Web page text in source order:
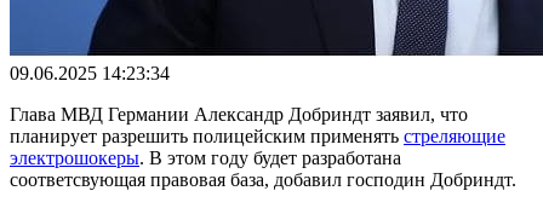
09.06.2025 14:23:34
Глава МВД Германии Александр Добриндт заявил, что
планирует разрешить полицейским применять стреляющие
электрошокеры. В этом году будет разработана
соответсвующая правовая база, добавил господин Добриндт.